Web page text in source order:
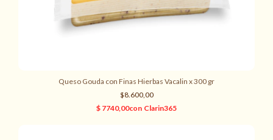
Queso Gouda con Finas Hierbas Vacalin x 300 gr
$8.600,00